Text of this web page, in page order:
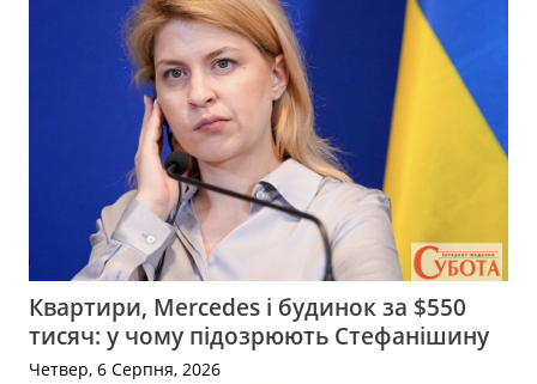
Квартири, Mercedes і будинок за $550
тисяч: у чому підозрюють Стефанішину
Четвер, 6 Серпня, 2026